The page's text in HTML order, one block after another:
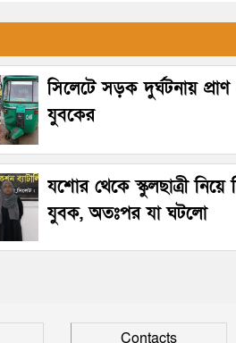
সিলেটে সড়ক দুর্ঘটনায়
যুবকের
যশোর থেকে স্কুলছাত্রী নিয়ে
যুবক, অতঃপর যা ঘটলো
Contacts